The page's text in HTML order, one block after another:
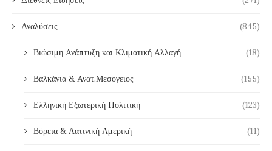
Αναλύσεις (845)
Βιώσιμη Ανάπτυξη και Κλιματική Αλλαγή (18)
Βαλκάνια & Ανατ.Μεσόγειος (155)
Ελληνική Εξωτερική Πολιτική (123)
Βόρεια & Λατινική Αμερική (11)